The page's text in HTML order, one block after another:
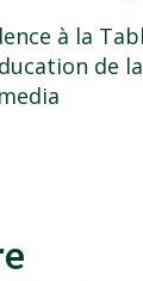
à la
de la